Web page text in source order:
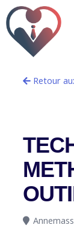
Retour